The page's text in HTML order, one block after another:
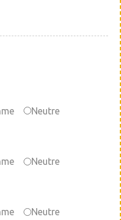
Neutre
Neutre
Neutre